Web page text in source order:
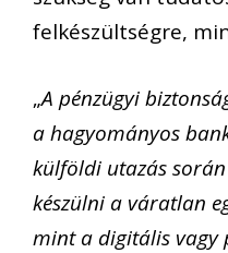
felkészültségre,
„A pénzügyi
a hagyományos
külföldi utazás
készülni a váratlan
mint a digitális vagy